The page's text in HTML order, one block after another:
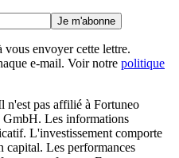
Je m'abonne
vous envoyer cette lettre.
e-mail. Voir notre politique
n'est pas affilié à Fortuneo
Les informations
L'investissement comporte
capital. Les performances